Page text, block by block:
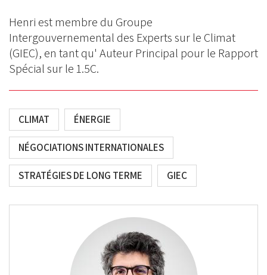
Henri est membre du Groupe
Intergouvernemental des Experts sur le Climat
(GIEC), en tant qu' Auteur Principal pour le Rapport
Spécial sur le 1.5C.
CLIMAT ÉNERGIE
NÉGOCIATIONS INTERNATIONALES
STRATÉGIES DE LONG TERME GIEC